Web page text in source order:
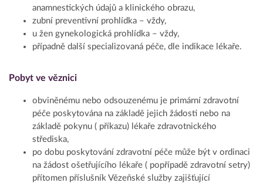
anamnestických údajů a klinického obrazu,
zubní preventivní prohlídka – vždy,
u žen gynekologická prohlídka – vždy,
případně další specializovaná péče, dle indikace lékaře.
Pobyt ve věznici
obviněnému nebo odsouzenému je primární zdravotní
péče poskytována na základě jejich žádosti nebo na
základě pokynu ( příkazu) lékaře zdravotnického
střediska,
po dobu poskytování zdravotní péče může být v ordinaci
na žádost ošetřujícího lékaře ( popřípadě zdravotní setry)
přítomen příslušník Vězeňské služby zajišťující